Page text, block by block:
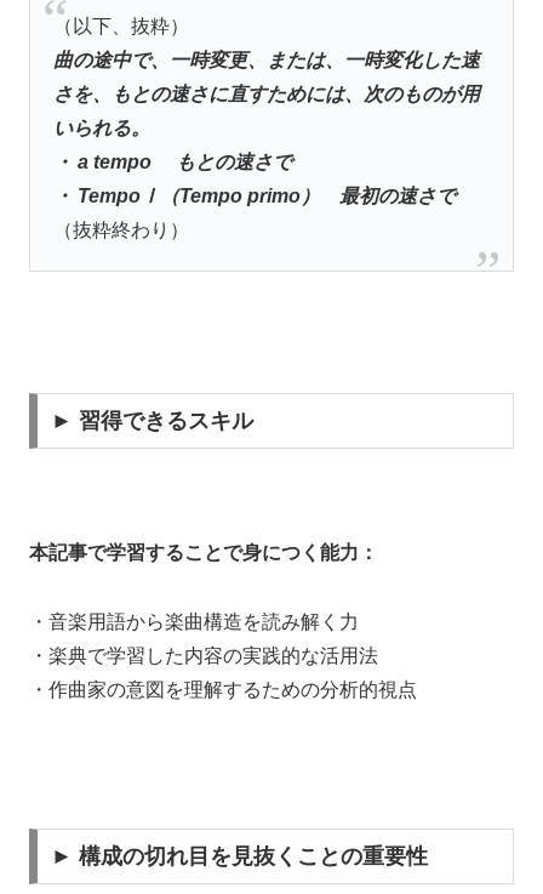
（以下、抜粋）
曲の途中で、一時変更、または、一時変化した速
さを、もとの速さに直すためには、次のものが用
いられる。
・ a tempo もとの速さで
・ TempoⅠ（Tempo primo） 最初の速さで
（抜粋終わり）
► 習得できるスキル
本記事で学習することで身につく能力：
・音楽用語から楽曲構造を読み解く力
・楽典で学習した内容の実践的な活用法
・作曲家の意図を理解するための分析的視点
► 構成の切れ目を見抜くことの重要性